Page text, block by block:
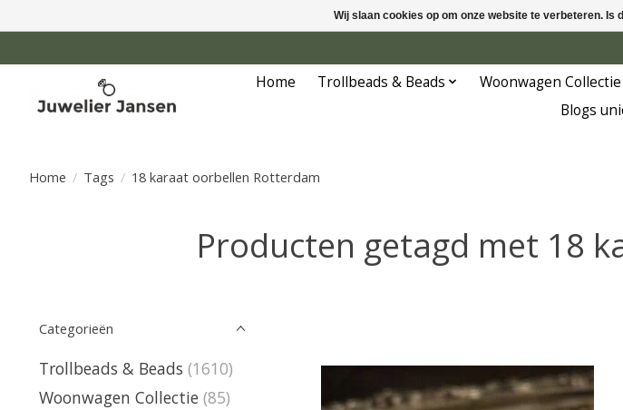
Home Trollbeads & Beads Woonwagen Collectie
Blogs
Home / Tags / 18 karaat oorbellen Rotterdam
Producten getagd met 18
Categorieën
Trollbeads & Beads (1610)
Woonwagen Collectie (85)
Wij slaan cookies op om onze website te verbeteren. Is